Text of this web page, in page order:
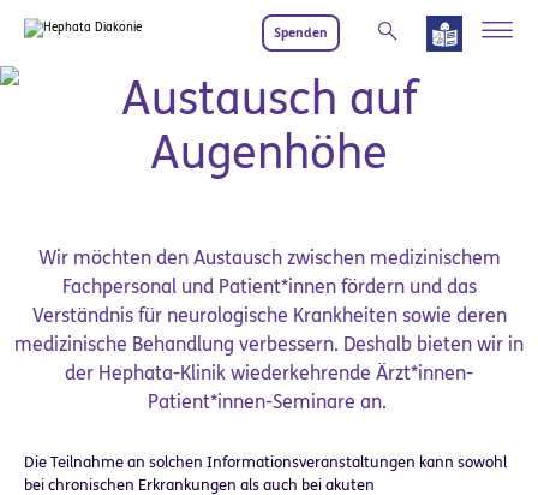
Spenden
Ärzt*innen-Patient*innen-Seminare
Austausch auf
Augenhöhe
Wir möchten den Austausch zwischen medizinischem
Fachpersonal und Patient*innen fördern und das
Verständnis für neurologische Krankheiten sowie deren
medizinische Behandlung verbessern. Deshalb bieten wir in
der Hephata-Klinik wiederkehrende Ärzt*innen-
Patient*innen-Seminare an.
Die Teilnahme an solchen Informationsveranstaltungen kann sowohl
bei chronischen Erkrankungen als auch bei akuten